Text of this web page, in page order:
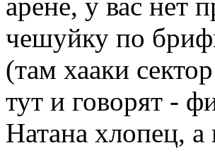
арене, у вас нет
чешуйку по
(там хааки
тут и говорят -
Натана хлопец, а